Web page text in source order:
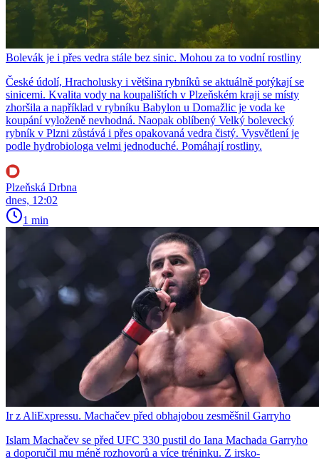
Bolevák je i přes vedra stále bez sinic. Mohou za to vodní rostliny
České údolí, Hracholusky i většina rybníků se aktuálně potýkají se
sinicemi. Kvalita vody na koupalištích v Plzeňském kraji se místy
zhoršila a například v rybníku Babylon u Domažlic je voda ke
koupání vyloženě nevhodná. Naopak oblíbený Velký bolevecký
rybník v Plzni zůstává i přes opakovaná vedra čistý. Vysvětlení je
podle hydrobiologa velmi jednoduché. Pomáhají rostliny.
Plzeňská Drbna
dnes, 12:02
1 min
Ir z AliExpressu. Machačev před obhajobou zesměšnil Garryho
Islam Machačev se před UFC 330 pustil do Iana Machada Garryho
a doporučil mu méně rozhovorů a více tréninku. Z irsko-